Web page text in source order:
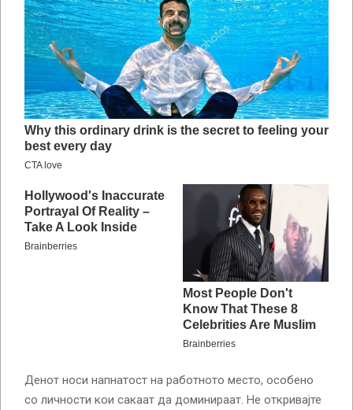
Денот носи напнатост на работното место, особено
со личности кои сакаат да доминираат. Не откривајте